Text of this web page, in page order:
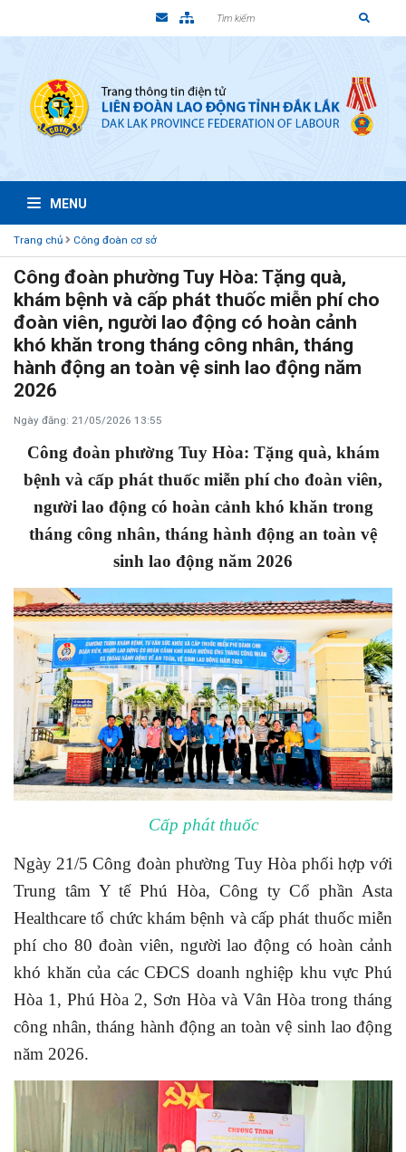
MENU
Trang chủ Công đoàn cơ sở
Công đoàn phường Tuy Hòa: Tặng quà,
khám bệnh và cấp phát thuốc miễn phí cho
đoàn viên, người lao động có hoàn cảnh
khó khăn trong tháng công nhân, tháng
hành động an toàn vệ sinh lao động năm
2026
Ngày đăng: 21/05/2026 13:55
Công đoàn phường Tuy Hòa: Tặng quà, khám
bệnh và cấp phát thuốc miễn phí cho đoàn viên,
người lao động có hoàn cảnh khó khăn trong
tháng công nhân, tháng hành động an toàn vệ
sinh lao động năm 2026
Cấp phát thuốc
Ngày 21/5 Công đoàn phường Tuy Hòa phối hợp với
Trung tâm Y tế Phú Hòa, Công ty Cổ phần Asta
Healthcare tổ chức khám bệnh và cấp phát thuốc miễn
phí cho 80 đoàn viên, người lao động có hoàn cảnh
khó khăn của các CĐCS doanh nghiệp khu vực Phú
Hòa 1, Phú Hòa 2, Sơn Hòa và Vân Hòa trong tháng
công nhân, tháng hành động an toàn vệ sinh lao động
năm 2026.